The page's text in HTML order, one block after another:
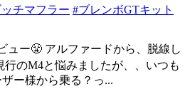
チマフラー #ブレンボGTキット
ュー😤 アルファードから、脱線し
のM4と悩みましたが、、いつも
ー様から乗る？っ...